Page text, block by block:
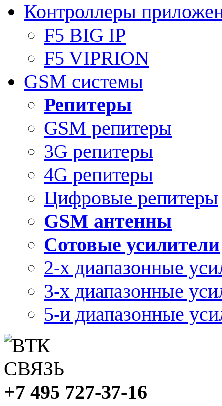
Контроллеры
F5 BIG IP
F5 VIPRION
GSM системы
Репитеры
GSM репитеры
3G репитеры
4G репитеры
Цифровые репитеры
GSM антенны
Сотовые усилители
2-х диапазонные
3-х диапазонные
5-и диапазонные
+7 495 727-37-16